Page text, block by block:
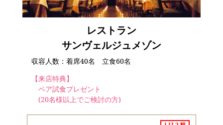
レストラン
サンヴェルジュメゾン
収容人数：着席40名 立食60名
【来店特典】
ペア試食プレゼント
(20名様以上でご検討の方)